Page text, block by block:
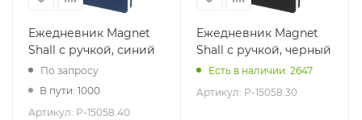
Ежедневник Magnet
Shall с ручкой, синий
По запросу
В пути: 1000
Артикул: P-15058.40
Ежедневник Magnet
Shall с ручкой, черный
Есть в наличии: 2647
Артикул: P-15058.30